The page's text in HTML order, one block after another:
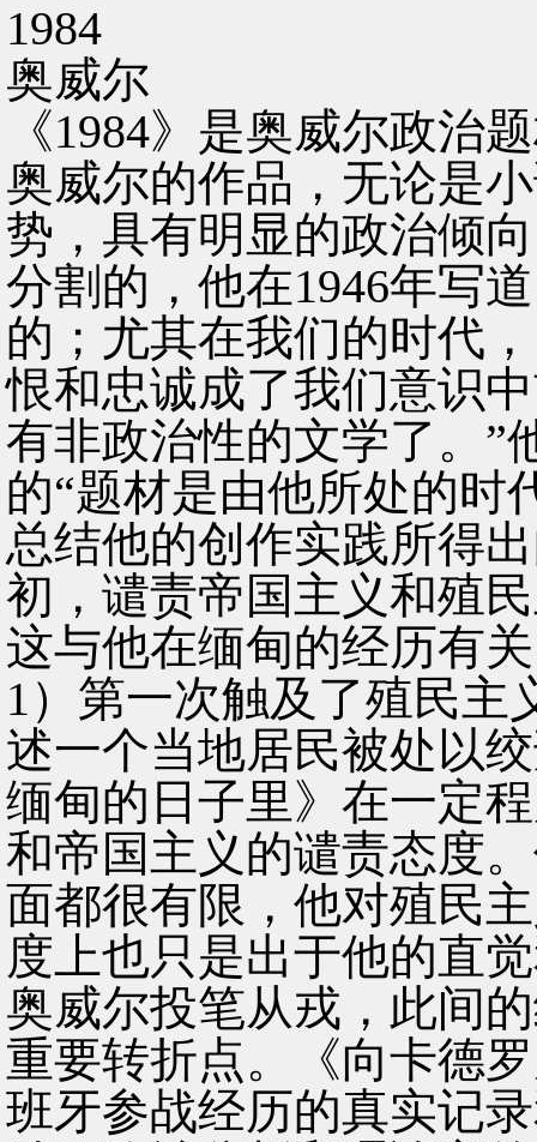
1984
奥威尔
《1984》是奥威尔政治
奥威尔的作品，无论是
势，具有明显的政治倾
分割的，他在1946年写
的；尤其在我们的时代
恨和忠诚成了我们意识
有非政治性的文学了。”
的“题材是由他所处的时
总结他的创作实践所得
初，谴责帝国主义和殖
这与他在缅甸的经历有
1）第一次触及了殖民主
述一个当地居民被处以
缅甸的日子里》在一定
和帝国主义的谴责态度
面都很有限，他对殖民
度上也只是出于他的直
奥威尔投笔从戎，此间
重要转折点。《向卡德
班牙参战经历的真实记